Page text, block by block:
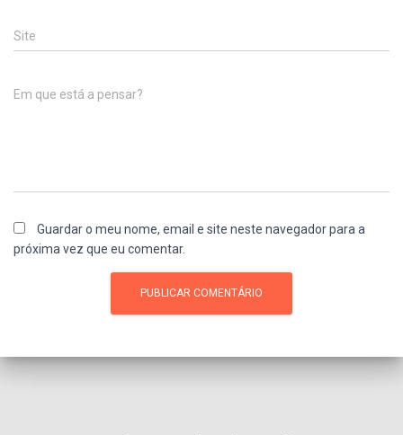
Site
Em que está a pensar?
Guardar o meu nome, email e site neste navegador para a
próxima vez que eu comentar.